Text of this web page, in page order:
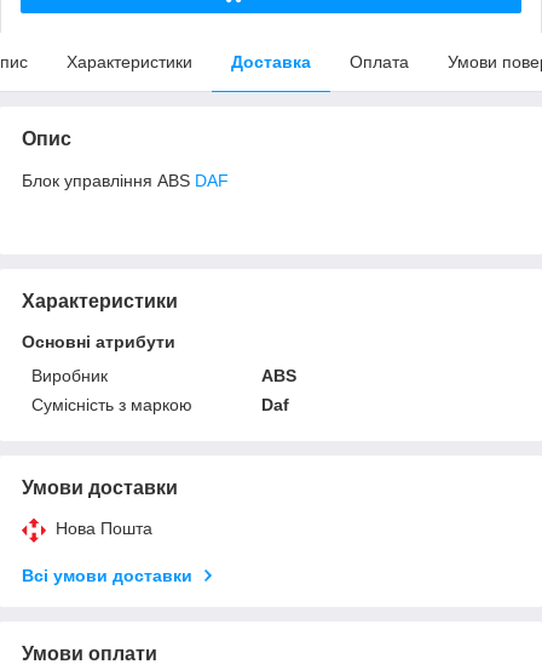
Характеристики Доставка Оплата Умови
Опис
Блок управління ABS DAF
Характеристики
Основні атрибути
Виробник
ABS
Сумісність з маркою
Daf
Умови доставки
Нова Пошта
Всі умови доставки
Умови оплати